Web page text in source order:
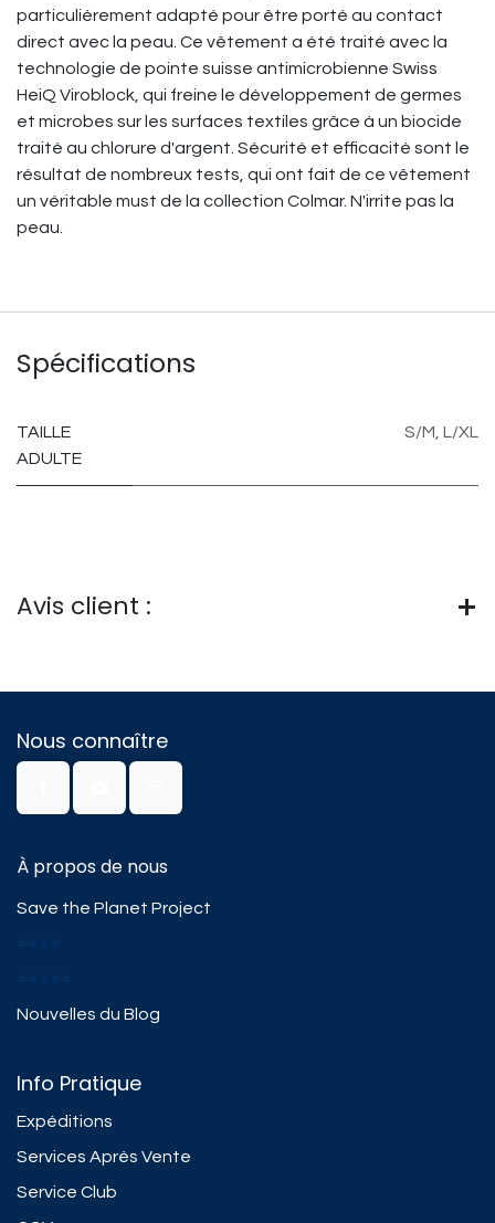
particulièrement adapté pour être porté au contact
direct avec la peau. Ce vêtement a été traité avec la
technologie de pointe suisse antimicrobienne Swiss
HeiQ Viroblock, qui freine le développement de germes
et microbes sur les surfaces textiles grâce à un biocide
traité au chlorure d'argent. Sécurité et efficacité sont le
résultat de nombreux tests, qui ont fait de ce vêtement
un véritable must de la collection Colmar. N'irrite pas la
peau.
Spécifications
TAILLE
ADULTE
S/M, L/XL
Avis client :
Nous connaître
À propos de nous
Save the Planet Project
####
#####
Nouvelles du Blog
Info Pratique
Expéditions
Services Après Vente
Service Club